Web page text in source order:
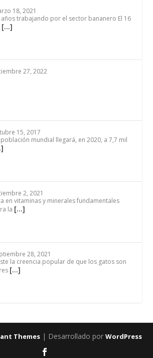
18, 2021
años trabajando por el sector bananero El 16
[…]
27, 2022
15, 2017
población mundial llegará, en 2020, a 7,7 mil
2, 2021
en vitaminas y minerales fundamentales
la […]
28, 2021
la creencia popular de que los gatos son
[…]
Themes| Desarrollado por WordPress